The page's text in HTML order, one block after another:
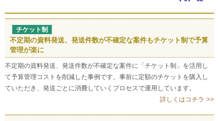
チケット制
不定期の資料発送、発送件数が不確定な案件もチケット制で予算
管理が楽に
不定期の資料発送、発送件数が不確定な案件に「チケット制」を活用し
て予算管理コストを削減した事例です。事前に定額のチケットを購入し
ていただき、発送ごとに消費していくプロセスで運用しています。
詳しくはコチラ >>